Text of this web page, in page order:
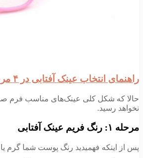
راهنمای انتخاب عینک آفتابی در ۴ مرحله
حالا که شکل کلی عینک‌های مناسب فرم
نخواهد رسید.
مرحله ۱: رنگ فریم عینک آفتابی
پس از اینکه فهمیدید رنگ پوست شما گرم